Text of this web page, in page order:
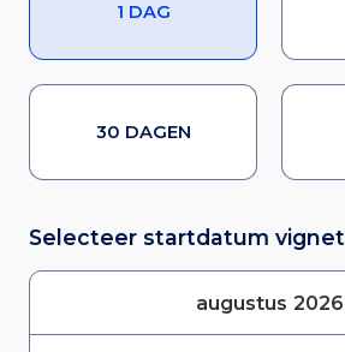
1 DAG
30 DAGEN
Selecteer startdatum vignet
augustus 2026